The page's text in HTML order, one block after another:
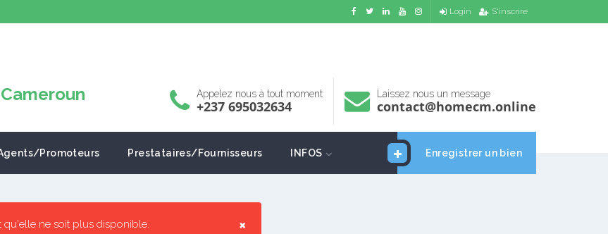
Login S'inscrire
Appelez nous à tout moment
+237 695032634
Laissez nous un message
contact@homecm.online
Enregistrer un bien
Promoteurs Prestataires/Fournisseurs INFOS
×
qu'elle ne soit plus disponible.